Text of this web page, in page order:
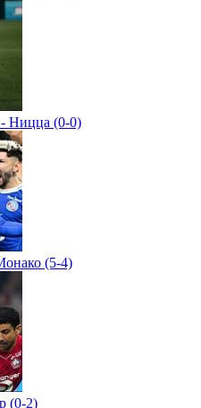
- Ницца (0-0)
(5-4)
(0-2)